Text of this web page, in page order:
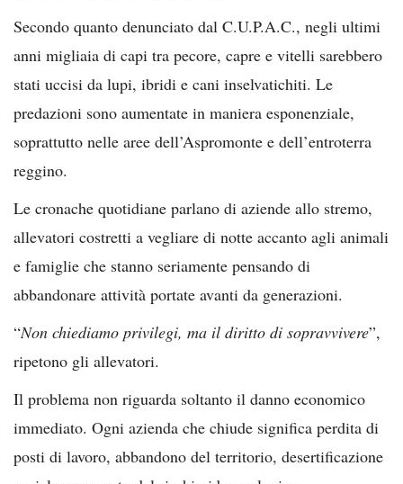
Secondo quanto denunciato dal C.U.P.A.C., negli ultimi
anni migliaia di capi tra pecore, capre e vitelli sarebbero
stati uccisi da lupi, ibridi e cani inselvatichiti. Le
predazioni sono aumentate in maniera esponenziale,
soprattutto nelle aree dell’Aspromonte e dell’entroterra
reggino.
Le cronache quotidiane parlano di aziende allo stremo,
allevatori costretti a vegliare di notte accanto agli animali
e famiglie che stanno seriamente pensando di
abbandonare attività portate avanti da generazioni.
“Non chiediamo privilegi, ma il diritto di sopravvivere”,
ripetono gli allevatori.
Il problema non riguarda soltanto il danno economico
immediato. Ogni azienda che chiude significa perdita di
posti di lavoro, abbandono del territorio, desertificazione